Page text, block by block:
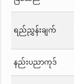
ရည်ညွှန်းချက်
နည်းပညာကုဒ်